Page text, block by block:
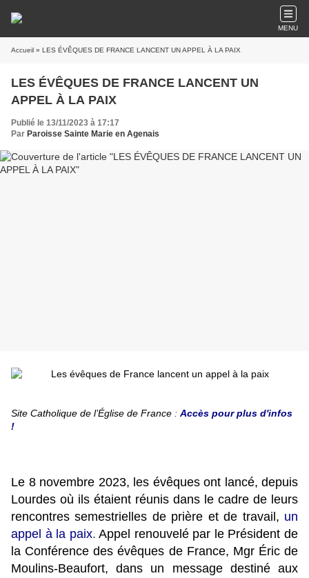
MENU
Accueil » LES ÉVÊQUES DE FRANCE LANCENT UN APPEL À LA PAIX
LES ÉVÊQUES DE FRANCE LANCENT UN
APPEL À LA PAIX
Publié le 13/11/2023 à 17:17
Par Paroisse Sainte Marie en Agenais
Site Catholique de l’Église de France : Accès pour plus d'infos
!
Le 8 novembre 2023, les évêques ont lancé, depuis
Lourdes où ils étaient réunis dans le cadre de leurs
rencontres semestrielles de prière et de travail, un
appel à la paix. Appel renouvelé par le Président de
la Conférence des évêques de France, Mgr Éric de
Moulins-Beaufort, dans un message destiné aux